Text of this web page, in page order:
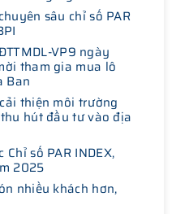
sâu chỉ số PAR
VP9 ngày
tham gia mua lô
Ban
thiện môi trường
hút đầu tư vào địa
số PAR INDEX,
2025
nhiều khách hơn,